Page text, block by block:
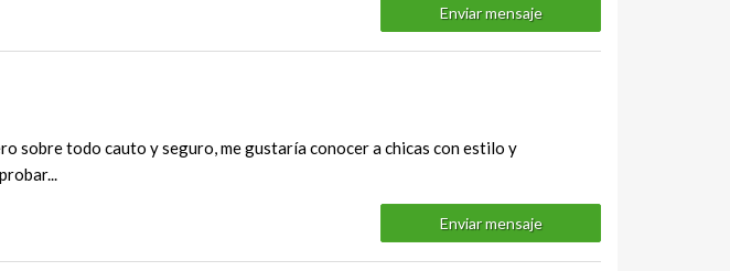
Enviar mensaje
sobre todo cauto y seguro, me gustaría conocer a chicas con estilo y
Enviar mensaje